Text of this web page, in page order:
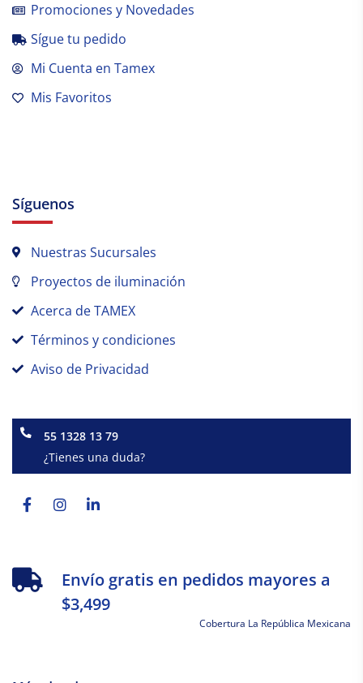
Promociones y Novedades
Sígue tu pedido
Mi Cuenta en Tamex
Mis Favoritos
Síguenos
Nuestras Sucursales
Proyectos de iluminación
Acerca de TAMEX
Términos y condiciones
Aviso de Privacidad
55 1328 13 79
¿Tienes una duda?
f
Envío gratis en pedidos mayores a
$3,499
Cobertura La República Mexicana